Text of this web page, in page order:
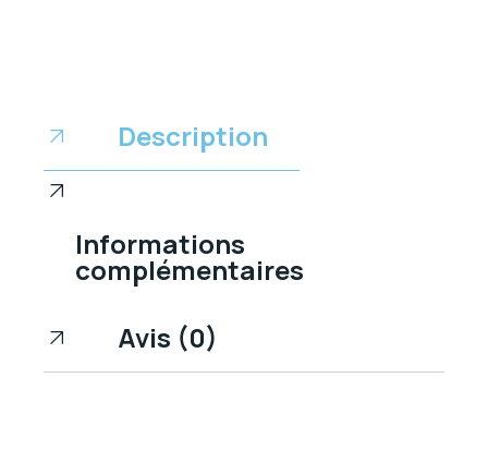
Description
Informations
complémentaires
Avis (0)